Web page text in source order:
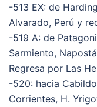
-513 EX: de
Alvarado, Perú y
-519 A: de
Sarmiento,
Regresa por Las
-520: hacia
Corrientes, H.